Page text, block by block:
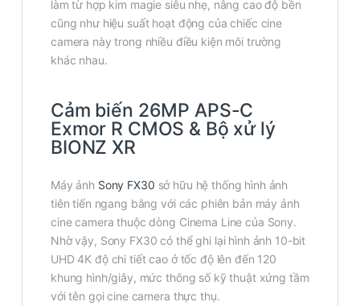
làm từ hợp kim magie siêu nhẹ, nâng cao độ bền
cũng như hiệu suất hoạt động của chiếc cine
camera này trong nhiều điều kiện môi trường
khác nhau.
Cảm biến 26MP APS-C
Exmor R CMOS & Bộ xử lý
BIONZ XR
Máy ảnh Sony FX30 sở hữu hệ thống hình ảnh
tiên tiến ngang bằng với các phiên bản máy ảnh
cine camera thuộc dòng Cinema Line của Sony.
Nhờ vậy, Sony FX30 có thể ghi lại hình ảnh 10-bit
UHD 4K độ chi tiết cao ở tốc độ lên đến 120
khung hình/giây, mức thông số kỹ thuật xứng tầm
với tên gọi cine camera thực thụ.